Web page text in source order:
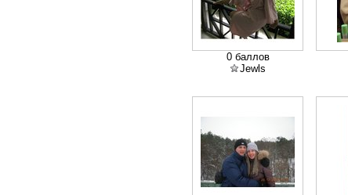
0 баллов
Jewls